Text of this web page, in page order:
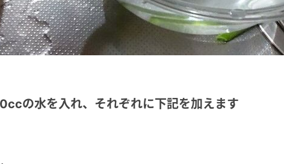
の水を入れ、それぞれに下記を加えます